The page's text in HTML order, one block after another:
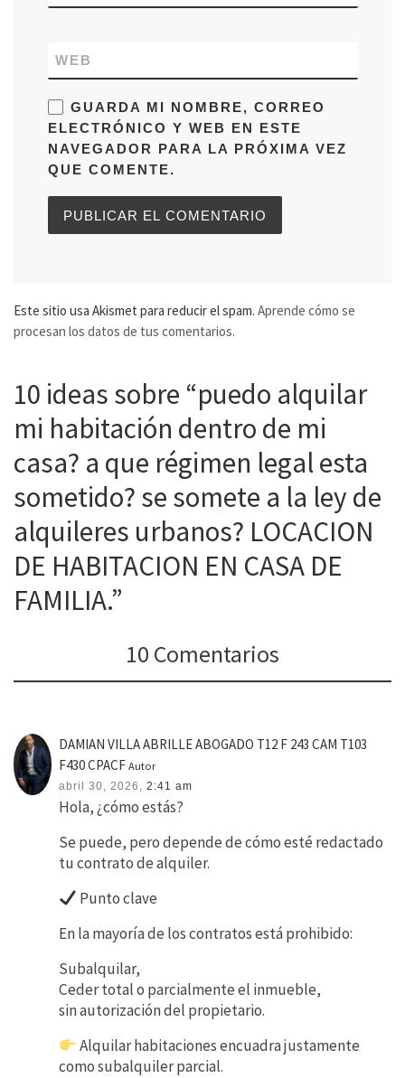
WEB
GUARDA MI NOMBRE, CORREO
ELECTRÓNICO Y WEB EN ESTE
NAVEGADOR PARA LA PRÓXIMA VEZ
QUE COMENTE.
Este sitio usa Akismet para reducir el spam. Aprende cómo se
procesan los datos de tus comentarios.
10 ideas sobre “puedo alquilar
mi habitación dentro de mi
casa? a que régimen legal esta
sometido? se somete a la ley de
alquileres urbanos? LOCACION
DE HABITACION EN CASA DE
FAMILIA.”
10 Comentarios
DAMIAN VILLA ABRILLE ABOGADO T12 F 243 CAM T103
F430 CPACF Autor
abril 30, 2026, 2:41 am
Hola, ¿cómo estás?
Se puede, pero depende de cómo esté redactado
tu contrato de alquiler.
Punto clave
En la mayoría de los contratos está prohibido:
Subalquilar,
Ceder total o parcialmente el inmueble,
sin autorización del propietario.
Alquilar habitaciones encuadra justamente
como subalquiler parcial.